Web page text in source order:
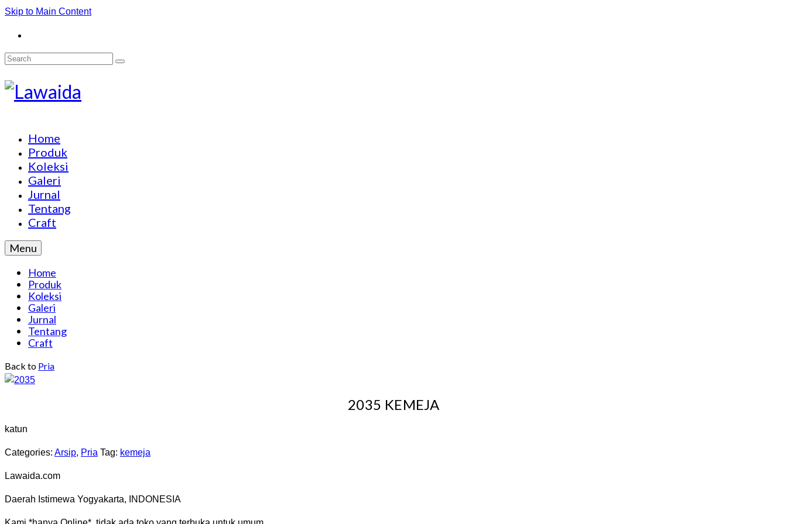
Skip to Main Content
Search
Home
Produk
Koleksi
Galeri
Jurnal
Tentang
Craft
Menu
Home
Produk
Koleksi
Galeri
Jurnal
Tentang
Craft
Back to Pria
2035 KEMEJA
katun
Categories: Arsip, Pria Tag: kemeja
Lawaida.com
Daerah Istimewa Yogyakarta, INDONESIA